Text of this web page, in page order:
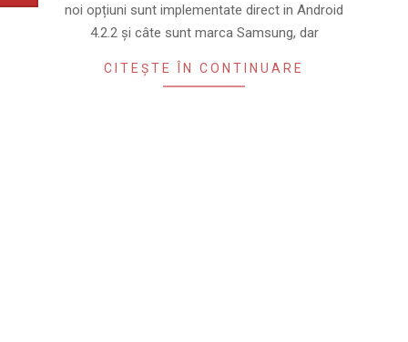
noi opțiuni sunt implementate direct in Android
4.2.2 și câte sunt marca Samsung, dar
CITEȘTE ÎN CONTINUARE